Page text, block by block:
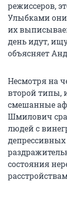
режиссеров,
Улыбками
их
день идут,
объясняет
Несмотря на
второй типы,
смешанные
Шмилович
людей с
состояния